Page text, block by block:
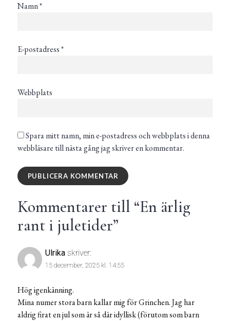
Namn*
E-postadress*
Webbplats
Spara mitt namn, min e-postadress och webbplats i denna
webbläsare till nästa gång jag skriver en kommentar.
Kommentarer till “En ärlig
rant i juletider”
Ulrika skriver:
15 december, 2025 kl. 14:55
Hög igenkänning.
Mina numer stora barn kallar mig för Grinchen. Jag har
aldrig firat en jul som är så där idyllisk (förutom som barn